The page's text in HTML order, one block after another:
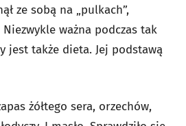
ze sobą na „pulkach”,
ważna podczas tak
jest także dieta. Jej podstawą
żółtego sera, orzechów,